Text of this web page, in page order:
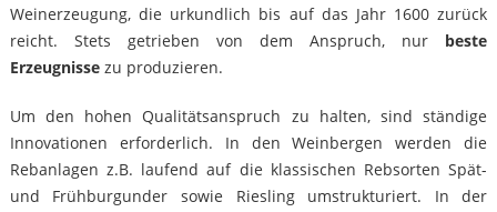
Weinerzeugung, die urkundlich bis auf das Jahr 1600 zurück
reicht. Stets getrieben von dem Anspruch, nur beste
Erzeugnissezu produzieren.
Um den hohen Qualitätsanspruch zu halten, sind ständige
Innovationen erforderlich. In den Weinbergen werden die
Rebanlagen z.B. laufend auf die klassischen Rebsorten Spät-
und Frühburgunder sowie Riesling umstrukturiert. In der